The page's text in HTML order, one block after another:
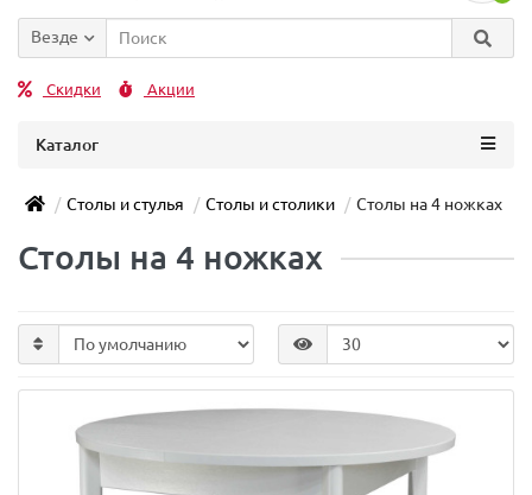
Везде
Скидки Акции
Каталог
Столы и стулья Столы и столики Столы на 4 ножках
Столы на 4 ножках